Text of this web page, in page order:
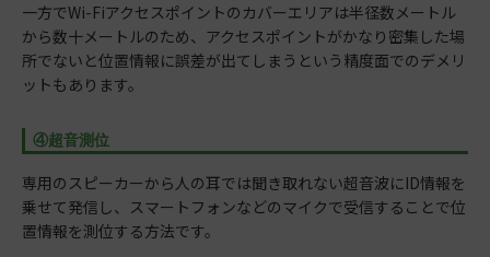
一方でWi-Fiアクセスポイントのカバーエリアは半径数メートル
から数十メートルのため、アクセスポイントがかなり密集した場
所でないと位置情報に誤差が出てしまうという精度面でのデメリ
ットもあります。
④超音測位
専用のスピーカーから人の耳では聞き取れない超音波にID情報を
乗せて発信し、スマートフォンなどのマイクで受信することで位
置情報を測位する方法です。